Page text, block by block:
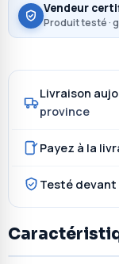
Vendeur
Produit testé ·
Livraison
province
Payez à la
Testé devant